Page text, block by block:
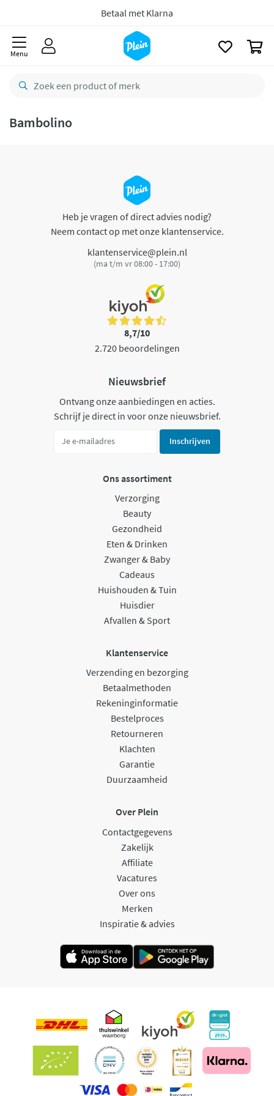
Betaal met Klarna
Menu
Bambolino
Heb je vragen of direct advies nodig?
Neem contact op met onze klantenservice.
klantenservice@plein.nl
(ma t/m vr 08:00 - 17:00)
8,7/10
2.720 beoordelingen
Nieuwsbrief
Ontvang onze aanbiedingen en acties.
Schrijf je direct in voor onze nieuwsbrief.
Inschrijven
Ons assortiment
Verzorging
Beauty
Gezondheid
Eten & Drinken
Zwanger & Baby
Cadeaus
Huishouden & Tuin
Huisdier
Afvallen & Sport
Klantenservice
Verzending en bezorging
Betaalmethoden
Rekeninginformatie
Bestelproces
Retourneren
Klachten
Garantie
Duurzaamheid
Over Plein
Contactgegevens
Zakelijk
Affiliate
Vacatures
Over ons
Merken
Inspiratie & advies